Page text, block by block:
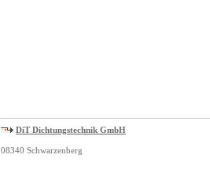
DiT Dichtungstechnik GmbH
08340 Schwarzenberg